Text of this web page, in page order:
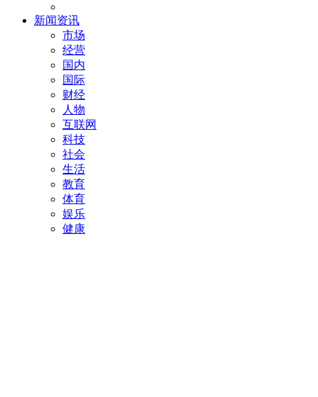
新闻资讯
市场
经营
国内
国际
财经
人物
互联网
科技
社会
生活
教育
体育
娱乐
健康